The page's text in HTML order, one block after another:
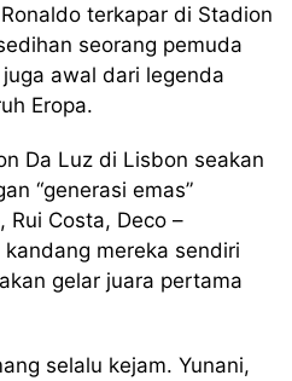
terkapar di Stadion
seorang pemuda
awal dari legenda
Eropa.
Da Luz di Lisbon seakan
“generasi emas”
Rui Costa, Deco –
mereka sendiri
gelar juara pertama
selalu kejam. Yunani,